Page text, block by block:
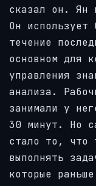
сказал он. Ян
Он использует
течение
основном для
управления
анализа.
занимали у
30 минут. Но
стало то, что
выполнять
которые